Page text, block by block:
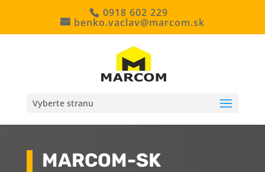
0918 602 229
benko.vaclav@marcom.sk
Vyberte stranu
MARCOM-SK